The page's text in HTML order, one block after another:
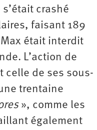
crashé
faisant 189
était interdit
L’action de
celle de ses sous-
trentaine
», comme les
également